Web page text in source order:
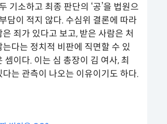
기소하고 최종 판단의 ‘공’을 법원으
담이 적지 않다. 수심위 결론에 따라
죄가 있다고 보고, 받은 사람은 처
다는 정치적 비판에 직면할 수 있
이다. 이는 심 총장이 김 여사, 최
는 관측이 나오는 이유이기도 하다.